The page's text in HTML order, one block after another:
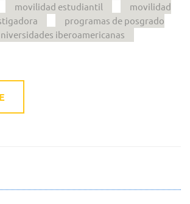
movilidad estudiantil
movilidad
programas de posgrado
iberoamericanas